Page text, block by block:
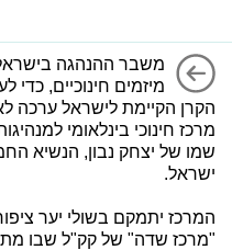
משבר ההנהגה
מיזמים חינוכיים, כדי
הקרן הקיימת לישראל ערכה
מרכז חינוכי בינלאומי
שמו של יצחק נבון, הנשיא
ישראל.
המרכז יתמקם בשולי יער
"מרכז שדה" של קק"ל שבו